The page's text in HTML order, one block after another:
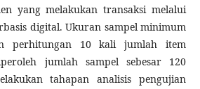
yang melakukan transaksi melalui
digital. Ukuran sampel minimum
perhitungan 10 kali jumlah item
jumlah sampel sebesar 120
tahapan analisis pengujian